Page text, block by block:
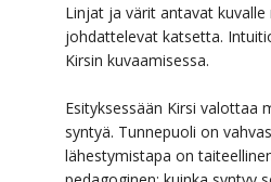
Linjat ja värit antavat kuvalle
johdattelevat katsetta.
Kirsin kuvaamisessa.
Esityksessään Kirsi valottaa
syntyä. Tunnepuoli on
lähestymistapa on